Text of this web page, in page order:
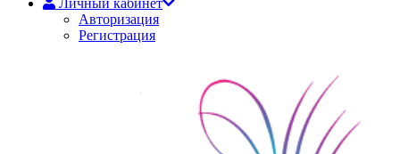
Личный кабинет
Авторизация
Регистрация